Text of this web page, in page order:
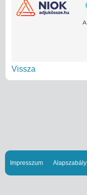
Vissza
Impresszum Alapszabály